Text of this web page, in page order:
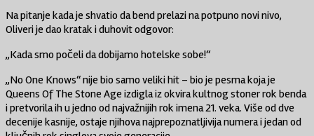
Na pitanje kada je shvatio da bend prelazi na potpuno novi nivo,
Oliveri je dao kratak i duhovit odgovor:
„Kada smo počeli da dobijamo hotelske sobe!“
„No One Knows“ nije bio samo veliki hit – bio je pesma koja je
Queens Of The Stone Age izdigla iz okvira kultnog stoner rok benda
i pretvorila ih u jedno od najvažnijih rok imena 21. veka. Više od dve
decenije kasnije, ostaje njihova najprepoznatljivija numera i jedan od